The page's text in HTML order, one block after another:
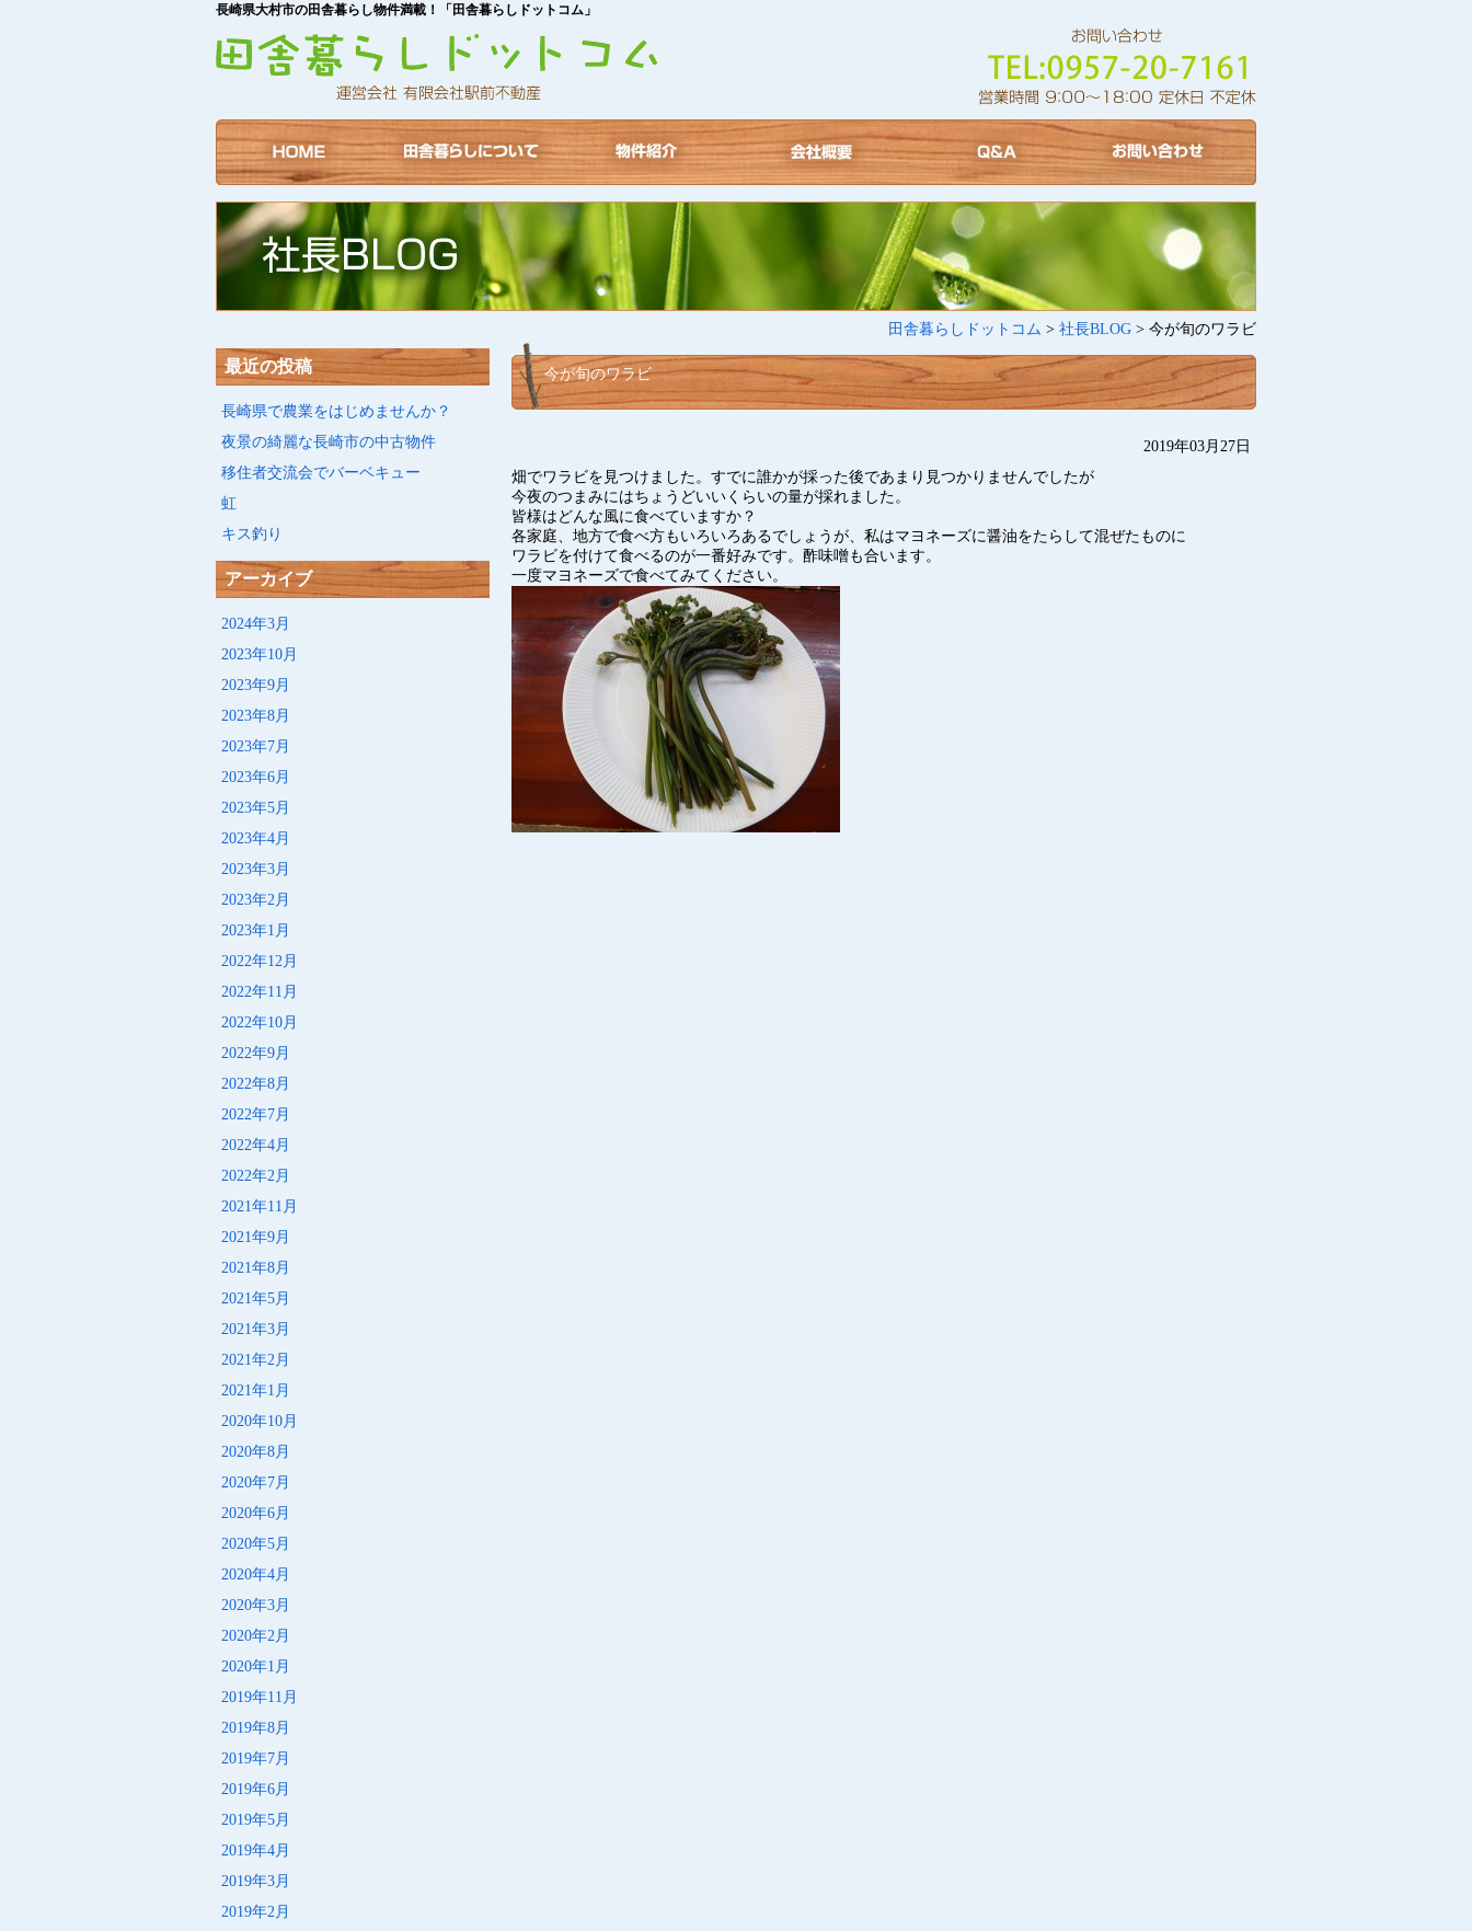
長崎県大村市の田舎暮らし物件満載！「田舎暮らしドットコム」
田舎暮らしドットコム > 社長BLOG > 今が旬のワラビ
最近の投稿
長崎県で農業をはじめませんか？
夜景の綺麗な長崎市の中古物件
移住者交流会でバーベキュー
虹
キス釣り
アーカイブ
2024年3月
2023年10月
2023年9月
2023年8月
2023年7月
2023年6月
2023年5月
2023年4月
2023年3月
2023年2月
2023年1月
2022年12月
2022年11月
2022年10月
2022年9月
2022年8月
2022年7月
2022年4月
2022年2月
2021年11月
2021年9月
2021年8月
2021年5月
2021年3月
2021年2月
2021年1月
2020年10月
2020年8月
2020年7月
2020年6月
2020年5月
2020年4月
2020年3月
2020年2月
2020年1月
2019年11月
2019年8月
2019年7月
2019年6月
2019年5月
2019年4月
2019年3月
2019年2月
今が旬のワラビ
2019年03月27日
畑でワラビを見つけました。すでに誰かが採った後であまり見つかりませんでしたが
今夜のつまみにはちょうどいいくらいの量が採れました。
皆様はどんな風に食べていますか？
各家庭、地方で食べ方もいろいろあるでしょうが、私はマヨネーズに醤油をたらして混ぜたものに
ワラビを付けて食べるのが一番好みです。酢味噌も合います。
一度マヨネーズで食べてみてください。